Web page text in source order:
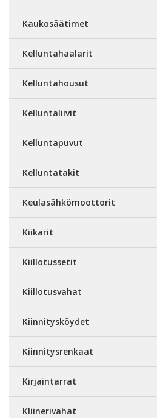
Kaukosäätimet
Kelluntahaalarit
Kelluntahousut
Kelluntaliivit
Kelluntapuvut
Kelluntatakit
Keulasähkömoottorit
Kiikarit
Kiillotussetit
Kiillotusvahat
Kiinnitysköydet
Kiinnitysrenkaat
Kirjaintarrat
Kliinerivahat